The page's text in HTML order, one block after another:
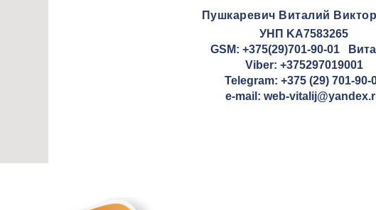
Пушкаревич Виталий
УНП KA7583265
GSM: +375(29)701-90-01
Viber: +375297019001
Telegram: +375 (29) 701-90-
e-mail: web-